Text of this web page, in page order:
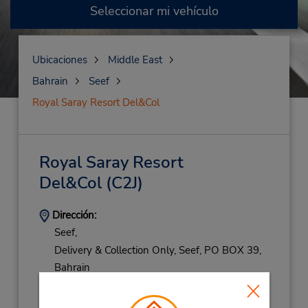
Seleccionar mi vehículo
Ubicaciones
Middle East
Bahrain
Seef
Royal Saray Resort Del&Col
Royal Saray Resort
Del&Col(C2J)
Dirección:
Seef,
Delivery & Collection Only, Seef, PO BOX 39,
Bahrain